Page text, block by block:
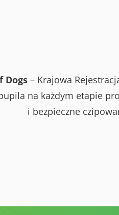
Dogs – Krajowa
na każdym etapie
i bezpieczne